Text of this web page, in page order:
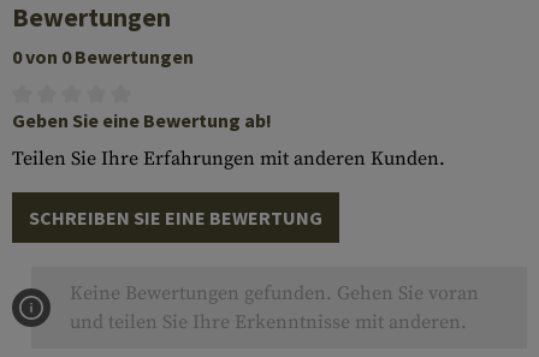
Bewertungen
0 von 0 Bewertungen
Geben Sie eine Bewertung ab!
Teilen Sie Ihre Erfahrungen mit anderen Kunden.
SCHREIBEN SIE EINE BEWERTUNG
Keine Bewertungen gefunden. Gehen Sie voran
und teilen Sie Ihre Erkenntnisse mit anderen.